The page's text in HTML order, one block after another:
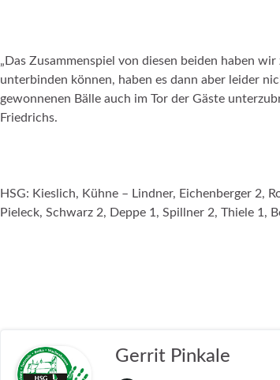
„Das Zusammenspiel von diesen beiden haben
unterbinden können, haben es dann aber leider
gewonnenen Bälle auch im Tor der Gäste
Friedrichs.
HSG: Kieslich, Kühne – Lindner, Eichenberger 2,
Pieleck, Schwarz 2, Deppe 1, Spillner 2, Thiele 1,
Gerrit Pinkale